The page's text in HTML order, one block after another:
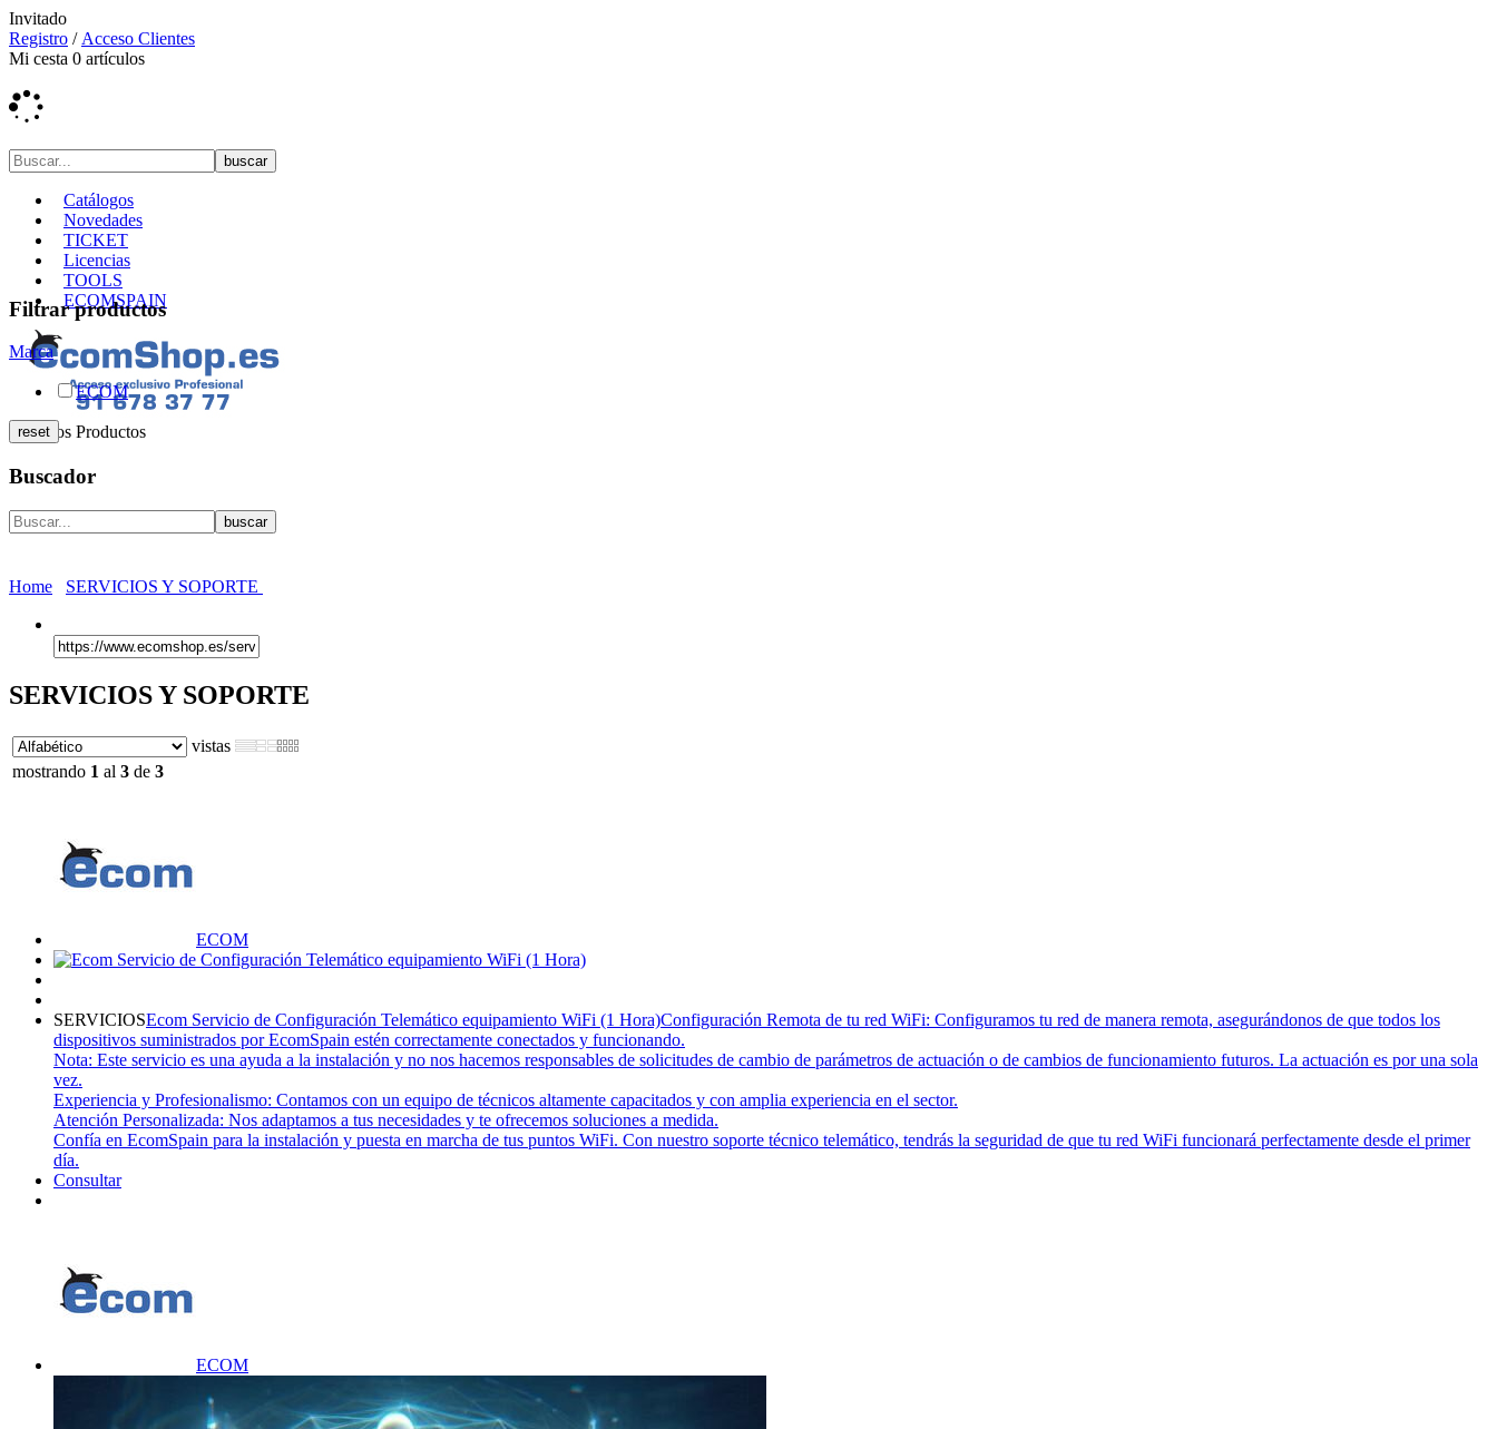
Invitado
Registro / Acceso Clientes
Mi cesta 0 artículos
Catálogos
Novedades
TICKET
Licencias
TOOLS
ECOMSPAIN
Nuestros Productos
Filtrar productos
Marca
ECOM
Buscador
Home SERVICIOS Y SOPORTE
SERVICIOS Y SOPORTE
vistas
mostrando 1 al 3 de 3
ECOM
SERVICIOSEcom Servicio de Configuración Telemático equipamiento WiFi (1 Hora)Configuración Remota de tu red WiFi: Configuramos tu red de manera remota, asegurándonos de que todos los
dispositivos suministrados por EcomSpain estén correctamente conectados y funcionando.
Nota: Este servicio es una ayuda a la instalación y no nos hacemos responsables de solicitudes de cambio de parámetros de actuación o de cambios de funcionamiento futuros. La actuación es por una sola
vez.
Experiencia y Profesionalismo: Contamos con un equipo de técnicos altamente capacitados y con amplia experiencia en el sector.
Atención Personalizada: Nos adaptamos a tus necesidades y te ofrecemos soluciones a medida.
Confía en EcomSpain para la instalación y puesta en marcha de tus puntos WiFi. Con nuestro soporte técnico telemático, tendrás la seguridad de que tu red WiFi funcionará perfectamente desde el primer
día.
Consultar
ECOM